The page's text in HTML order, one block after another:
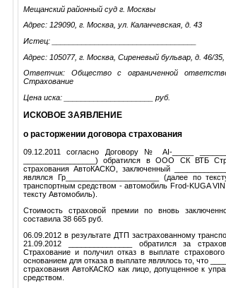
Мещанский районный суд г. Москвы
Адрес: 129090, г. Москва, ул. Каланчевская, д. 43
Истец: __________________________________
Адрес: 105077, г. Москва, Сиреневый бульвар, д. 46/35,
Ответчик: Общество с ограниченной
Страхование
Цена иска: _____________________ руб.
ИСКОВОЕ ЗАЯВЛЕНИЕ
о расторжении договора страхования
09.12.2011 согласно Договору № AI-_____
_________________) обратился в ООО СК ВТБ
страхования АвтоКАСКО, заключенный
являлся Гр______________________ (далее по
транспортным средством - автомобиль Frod-KUGA
тексту Автомобиль).
Стоимость страховой премии по вновь
составила 38 665 руб.
06.09.2012 в результате ДТП застрахованному
21.09.2012 _______________ обратился за
Страхование и получил отказ в выплате
основанием для отказа в выплате являлось то, что
страхования АвтоКАСКО как лицо, допущенное к
средством.